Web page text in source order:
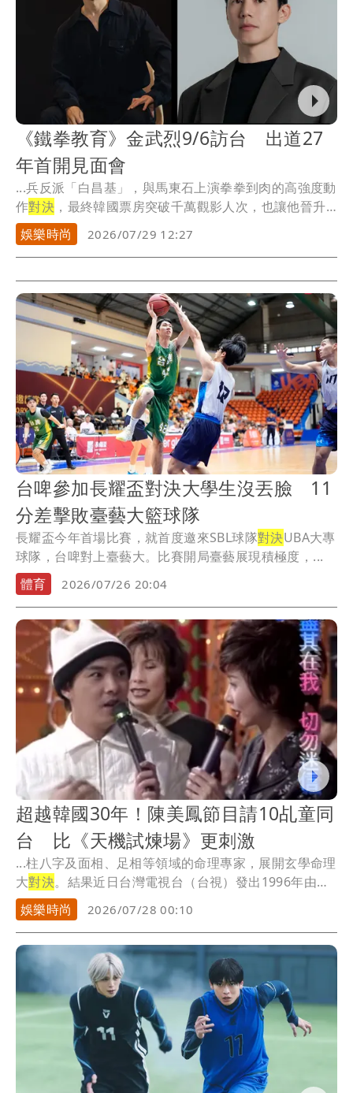
《鐵拳教育》金武烈9/6訪台 出道27
年首開見面會
...兵反派「白昌基」，與馬東石上演拳拳到肉的高強度動
作對決 ，最終韓國票房突破千萬觀影人次，也讓他晉升
千萬...
娛樂時尚 2026/07/29 12:27
台啤參加長耀盃對決大學生沒丟臉 11
分差擊敗臺藝大籃球隊
長耀盃今年首場比賽，就首度邀來SBL球隊對決UBA大專
球隊，台啤對上臺藝大。比賽開局臺藝展現積極度，...
體育
2026/07/26 20:04
超越韓國30年！陳美鳳節目請10乩童同
台 比《天機試煉場》更刺激
...柱八字及面相、足相等領域的命理專家，展開玄學命理
大對決。結果近日台灣電視台（台視）發出1996年由
陳...
娛樂時尚 2026/07/28 00:10